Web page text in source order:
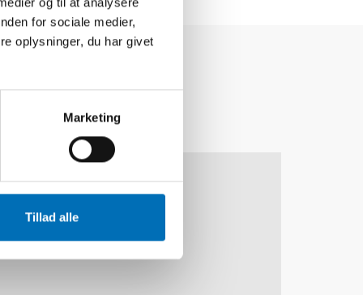
for sociale medier,
oplysninger, du har givet
Marketing
Tillad alle
NOV 2026